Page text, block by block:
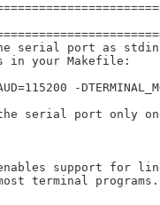
serial port as
in your Makefile:
-
serial port only
support for
terminal programs.